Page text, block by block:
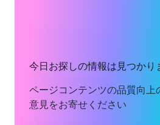
今日お探しの情報は見つかり
ページコンテンツの品質向上
意見をお寄せください